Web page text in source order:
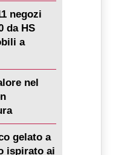
negozi
da HS
a
nel
gelato a
ispirato ai